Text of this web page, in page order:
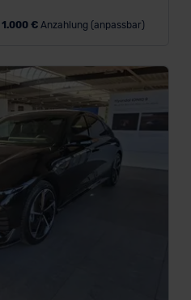
1.000 €Anzahlung (anpassbar)